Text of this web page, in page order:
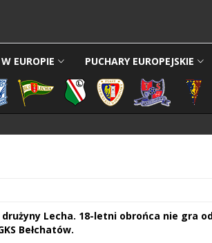
EUROPIE PUCHARY EUROPEJSKIE
Lecha. 18-letni obrońca nie gra
Bełchatów.